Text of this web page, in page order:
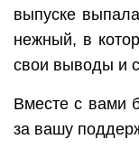
выпуске
нежный, в
свои выводы и
Вместе с вами
за вашу